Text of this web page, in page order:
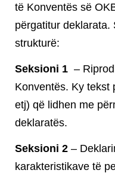
të Konventës së
përgatitur deklarata.
strukturë:
Seksioni 1 –
Konventës. Ky tekst
etj) që lidhen me
deklaratës.
Seksioni 2 –
karakteristikave të